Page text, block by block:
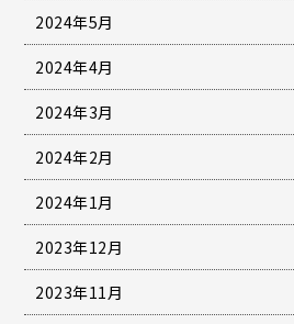
2024年5月
2024年4月
2024年3月
2024年2月
2024年1月
2023年12月
2023年11月